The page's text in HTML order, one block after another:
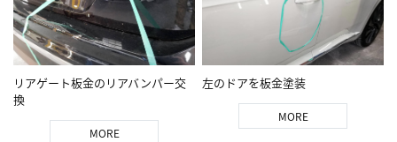
リアゲート板金のリアバンパー交
換
MORE
左のドアを板金塗装
MORE